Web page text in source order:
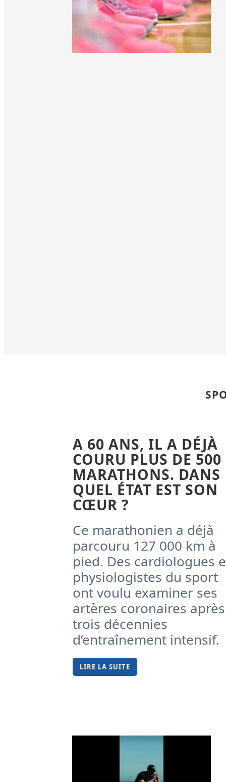
A 60 ANS, IL A DÉJÀ
COURU PLUS DE 500
MARATHONS. DANS
QUEL ÉTAT EST SON
CŒUR ?
Ce marathonien a déjà
parcouru 127 000 km à
pied. Des cardiologues
physiologistes du sport
ont voulu examiner ses
artères coronaires après
trois décennies
d’entraînement intensif.
LIRE LA SUITE